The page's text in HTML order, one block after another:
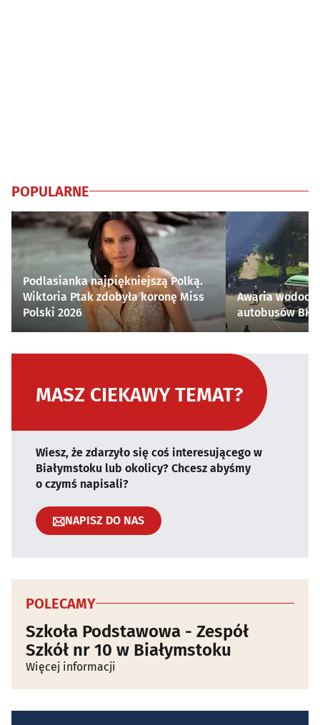
POPULARNE
Podlasianka najpiękniejszą Polką.
Wiktoria Ptak zdobyła koronę Miss
Polski 2026
Awaria
autobusów
MASZ CIEKAWY TEMAT?
Wiesz, że zdarzyło się coś interesującego w
Białymstoku lub okolicy? Chcesz abyśmy
o czymś napisali?
NAPISZ DO NAS
POLECAMY
Szkoła Podstawowa - Zespół
Szkół nr 10 w Białymstoku
Więcej informacji